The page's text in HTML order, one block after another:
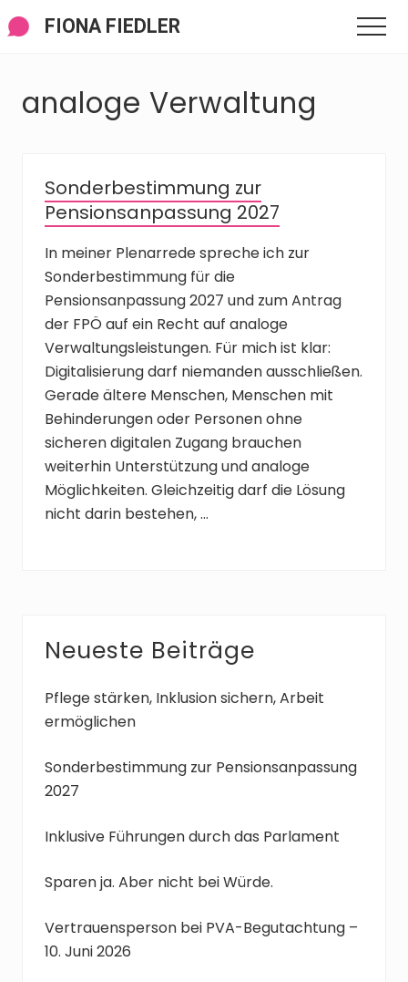
Menü
Zum
Inhalt
Zur
Seitenspalte
Zur
FußzeileFIONA FIEDLER
analoge Verwaltung
Sonderbestimmung zur
Pensionsanpassung 2027
In meiner Plenarrede spreche ich zur
Sonderbestimmung für die
Pensionsanpassung 2027 und zum Antrag
der FPÖ auf ein Recht auf analoge
Verwaltungsleistungen. Für mich ist klar:
Digitalisierung darf niemanden ausschließen.
Gerade ältere Menschen, Menschen mit
Behinderungen oder Personen ohne
sicheren digitalen Zugang brauchen
weiterhin Unterstützung und analoge
Möglichkeiten. Gleichzeitig darf die Lösung
nicht darin bestehen, …
Seitenspalte
Neueste Beiträge
Pflege stärken, Inklusion sichern, Arbeit
ermöglichen
Sonderbestimmung zur Pensionsanpassung
2027
Inklusive Führungen durch das Parlament
Sparen ja. Aber nicht bei Würde.
Vertrauensperson bei PVA-Begutachtung –
10. Juni 2026